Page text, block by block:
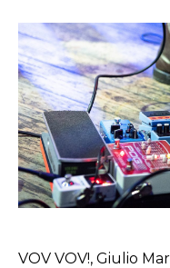
VOV VOV!, Giulio